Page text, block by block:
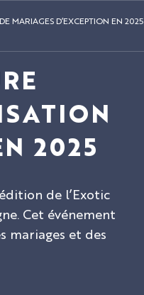
MARIAGES D’EXCEPTION EN 2025
2025
de l’Exotic
Cet événement
mariages et des